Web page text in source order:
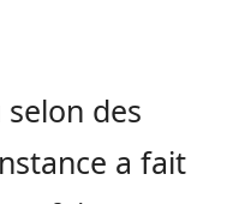
selon des
a fait